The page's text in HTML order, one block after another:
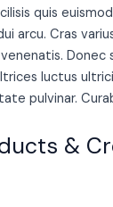
quis
arcu. Cras
luctus
pulvinar.
&